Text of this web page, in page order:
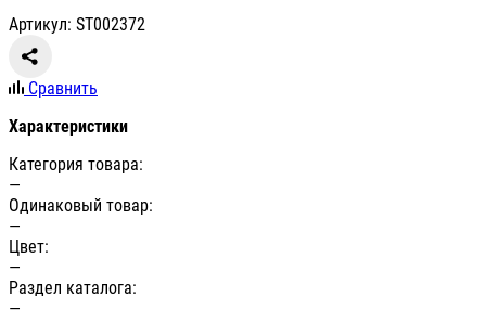
Артикул: ST002372
Сравнить
Характеристики
Категория товара:
—
Одинаковый товар:
—
Цвет:
—
Раздел каталога:
—